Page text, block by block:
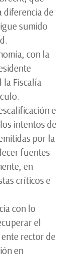
diferencia de
sumido
con la
la Fiscalía
e
intentos de
por la
fuentes
en
críticos e
con lo
el
rector de
en